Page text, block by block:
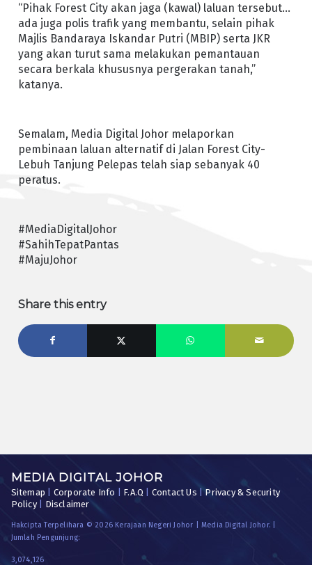
“Pihak Forest City akan jaga (kawal) laluan tersebut…
ada juga polis trafik yang membantu, selain pihak
Majlis Bandaraya Iskandar Putri (MBIP) serta JKR
yang akan turut sama melakukan pemantauan
secara berkala khususnya pergerakan tanah,”
katanya.
Semalam, Media Digital Johor melaporkan
pembinaan laluan alternatif di Jalan Forest City-
Lebuh Tanjung Pelepas telah siap sebanyak 40
peratus.
#MediaDigitalJohor
#SahihTepatPantas
#MajuJohor
Share this entry
MEDIA DIGITAL JOHOR
Sitemap Corporate Info F.A.Q Contact Us |Privacy & Security
Policy| Disclaimer
Hakcipta Terpelihara © 2026 Kerajaan Negeri Johor | Media Digital Johor. |
Jumlah Pengunjung:
3,074,126